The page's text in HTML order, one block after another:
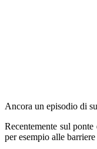
Ancora un episodio di
Recentemente sul
per esempio alle